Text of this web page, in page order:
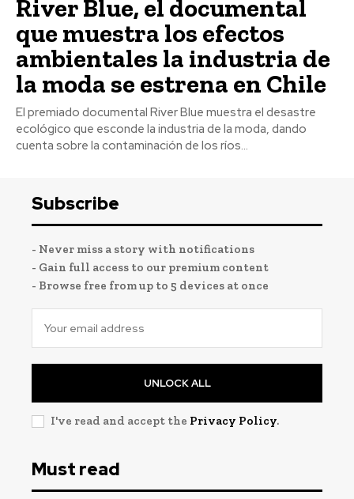
River Blue, el documental
que muestra los efectos
ambientales la industria de
la moda se estrena en Chile
El premiado documental River Blue muestra el desastre
ecológico que esconde la industria de la moda, dando
cuenta sobre la contaminación de los ríos...
Subscribe
- Never miss a story with notifications
- Gain full access to our premium content
- Browse free from up to 5 devices at once
UNLOCK ALL
I've read and accept the Privacy Policy.
Must read